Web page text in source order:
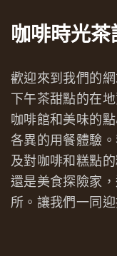
咖啡時光茶
歡迎來到我們的
下午茶甜點的在
咖啡館和美味的
各異的用餐體驗
及對咖啡和糕點
還是美食探險家
所。讓我們一同